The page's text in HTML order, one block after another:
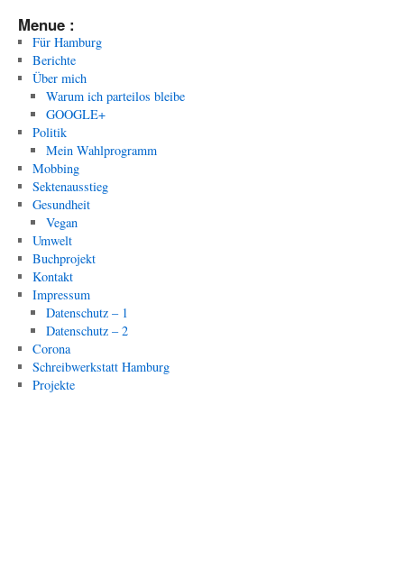
Menue :
Für Hamburg
Berichte
Über mich
Warum ich parteilos bleibe
GOOGLE+
Politik
Mein Wahlprogramm
Mobbing
Sektenausstieg
Gesundheit
Vegan
Umwelt
Buchprojekt
Kontakt
Impressum
Datenschutz – 1
Datenschutz – 2
Corona
Schreibwerkstatt Hamburg
Projekte